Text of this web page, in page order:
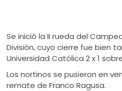
Se inició la II rueda del
División, cuyo cierre fue bien
Universidad Católica 2 x 1
Los nortinos se pusieron en
remate de Franco Ragusa.